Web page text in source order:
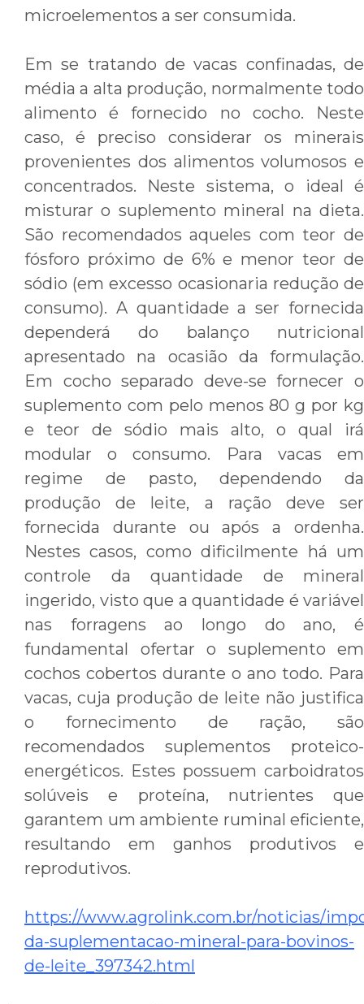
microelementos a ser consumida.
Em se tratando de vacas confinadas, de
média a alta produção, normalmente todo
alimento é fornecido no cocho. Neste
caso, é preciso considerar os minerais
provenientes dos alimentos volumosos e
concentrados. Neste sistema, o ideal é
misturar o suplemento mineral na dieta.
São recomendados aqueles com teor de
fósforo próximo de 6% e menor teor de
sódio (em excesso ocasionaria redução de
consumo). A quantidade a ser fornecida
dependerá do balanço nutricional
apresentado na ocasião da formulação.
Em cocho separado deve-se fornecer o
suplemento com pelo menos 80 g por kg
e teor de sódio mais alto, o qual irá
modular o consumo. Para vacas em
regime de pasto, dependendo da
produção de leite, a ração deve ser
fornecida durante ou após a ordenha.
Nestes casos, como dificilmente há um
controle da quantidade de mineral
ingerido, visto que a quantidade é variável
nas forragens ao longo do ano, é
fundamental ofertar o suplemento em
cochos cobertos durante o ano todo. Para
vacas, cuja produção de leite não justifica
o fornecimento de ração, são
recomendados suplementos proteico-
energéticos. Estes possuem carboidratos
solúveis e proteína, nutrientes que
garantem um ambiente ruminal eficiente,
resultando em ganhos produtivos e
reprodutivos.
https://www.agrolink.com.br/noticias/
da-suplementacao-mineral-para-bovinos-
de-leite_397342.html